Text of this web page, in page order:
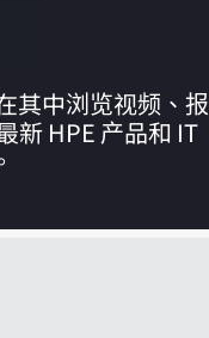
是空的
其中浏览视频、报
新 HPE 产品和 IT